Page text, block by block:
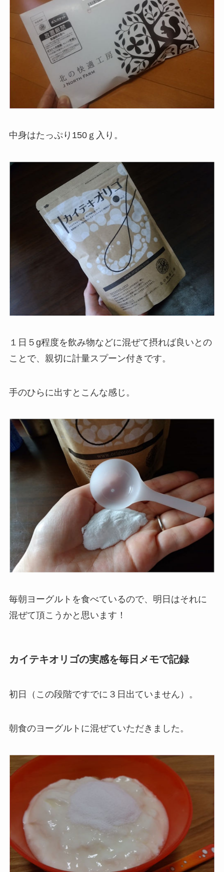
中身はたっぷり150ｇ入り。
１日５g程度を飲み物などに混ぜて摂れば良いとの
ことで、親切に計量スプーン付きです。
手のひらに出すとこんな感じ。
毎朝ヨーグルトを食べているので、明日はそれに
混ぜて頂こうかと思います！
カイテキオリゴの実感を毎日メモで記録
初日（この段階ですでに３日出ていません）。
朝食のヨーグルトに混ぜていただきました。